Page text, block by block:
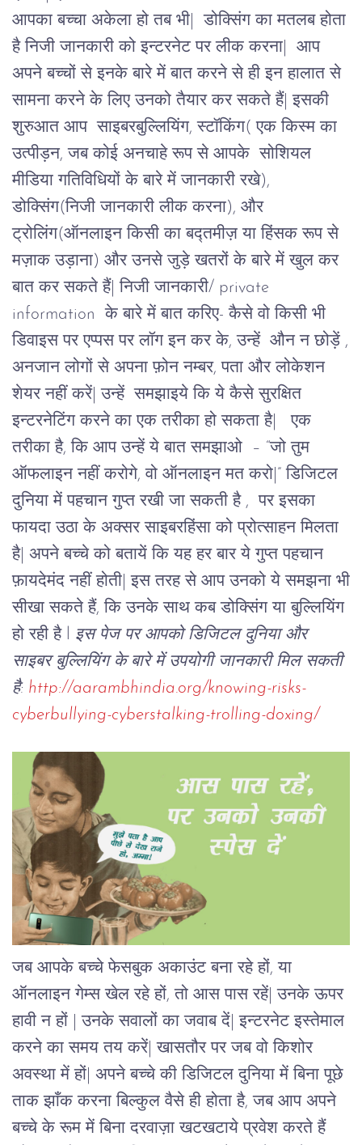
आपका बच्चा अकेला हो तब भी|
डोक्सिंग का मतलब होता
है निजी जानकारी को इन्टरनेट पर लीक करना|
आप
अपने बच्चों से इनके बारे में बात करने से ही इन हालात से
सामना करने के लिए उनको तैयार कर सकते हैं| इसकी
शुरुआत आप साइबरबुल्लियिंग, स्टॉकिंग( एक किस्म का
उत्पीड़न, जब कोई अनचाहे रूप से आपके सोशियल
मीडिया गतिविधियों के बारे में जानकारी रखे),
डोक्सिंग(निजी जानकारी लीक करना), और
ट्रोलिंग(ऑनलाइन किसी का बद्तमीज़ या हिंसक रूप से
मज़ाक उड़ाना) और उनसे जुड़े खतरों के बारे में खुल कर
बात कर सकते हैं| निजी जानकारी/ private
information के बारे में बात करिए- कैसे वो किसी भी
डिवाइस पर एप्पस पर लॉग इन कर के, उन्हें औन न छोड़ें ,
अनजान लोगों से अपना फ़ोन नम्बर, पता और लोकेशन
शेयर नहीं करें| उन्हें समझाइये कि ये कैसे सुरक्षित
इन्टरनेटिंग करने का एक तरीका हो सकता है|
एक
तरीका है, कि आप उन्हें ये बात समझाओ – “जो तुम
ऑफलाइन नहीं करोगे, वो ऑनलाइन मत करो|” डिजिटल
दुनिया में पहचान गुप्त रखी जा सकती है , पर इसका
फायदा उठा के अक्सर साइबरहिंसा को प्रोत्साहन मिलता
है| अपने बच्चे को बतायें कि यह हर बार ये गुप्त पहचान
फ़ायदेमंद नहीं होती| इस तरह से आप उनको ये समझना भी
सीखा सकते हैं, कि उनके साथ कब डोक्सिंग याबुल्लियिंग
हो रही है l
इस पेज पर आपको डिजिटल दुनिया और
साइबर बुल्लियिंगके बारे में उपयोगी जानकारी मिल सकती
है: http://aarambhindia.org/knowing-risks-
cyberbullying-cyberstalking-trolling-doxing/
जब आपके बच्चे फेसबुक अकाउंट बना रहे हों, या
ऑनलाइन गेम्स खेल रहे हों, तो आस पास रहें| उनके ऊपर
हावी न हों | उनके सवालों का जवाब दें| इन्टरनेट इस्तेमाल
करने का समय तय करें| खासतौर पर जब वो किशोर
अवस्था में हों| अपने बच्चे की डिजिटल दुनिया में बिना पूछे
ताक झाँक करना बिल्कुल वैसे ही होता है, जब आप अपने
बच्चे के रूम में बिना दरवाज़ा खटखटाये प्रवेश करते हैं